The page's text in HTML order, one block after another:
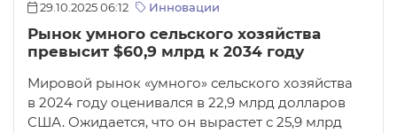
29.10.2025 06:12 Инновации
Рынок умного сельского хозяйства
превысит $60,9 млрд к 2034 году
Мировой рынок «умного» сельского хозяйства
в 2024 году оценивался в 22,9 млрд долларов
США. Ожидается, что он вырастет с 25,9 млрд